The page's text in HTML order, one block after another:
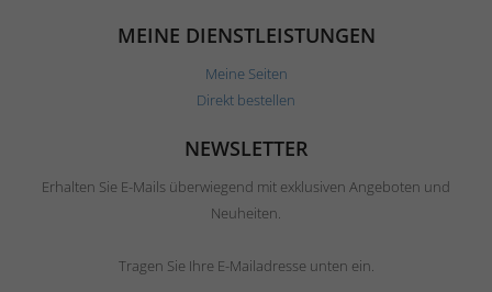
MEINE DIENSTLEISTUNGEN
Meine Seiten
Direkt bestellen
NEWSLETTER
Erhalten Sie E-Mails überwiegend mit exklusiven Angeboten und
Neuheiten.
Tragen Sie Ihre E-Mailadresse unten ein.